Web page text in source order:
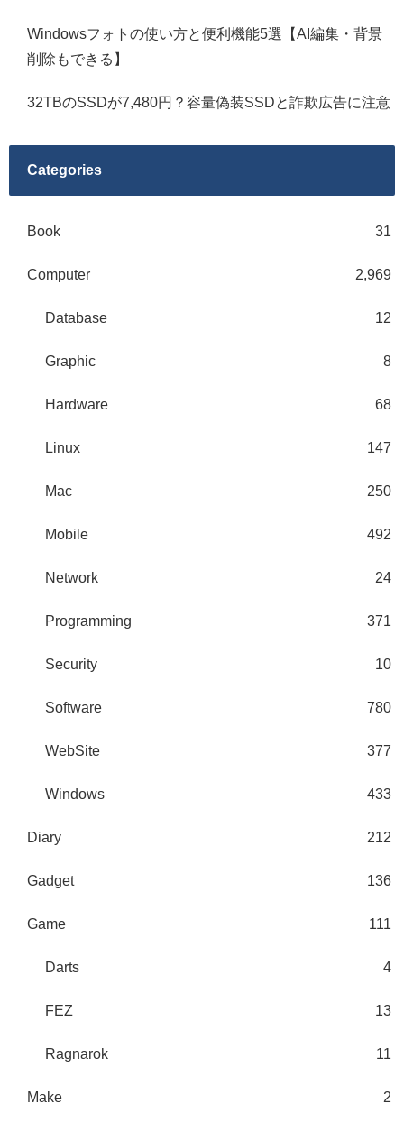
Windowsフォトの使い方と便利機能5選【AI編集・背景
削除もできる】
32TBのSSDが7,480円？容量偽装SSDと詐欺広告に注意
Categories
Book 31
Computer 2,969
Database 12
Graphic 8
Hardware 68
Linux 147
Mac 250
Mobile 492
Network 24
Programming 371
Security 10
Software 780
WebSite 377
Windows 433
Diary 212
Gadget 136
Game 111
Darts 4
FEZ 13
Ragnarok 11
Make 2